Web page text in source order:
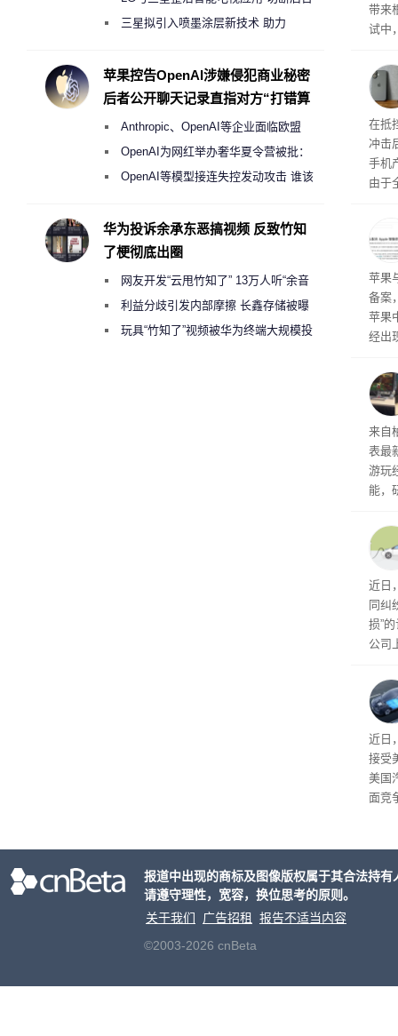
带来
试中
互
桌面
系
在抵
冲击
手机
由于
前受
保
了
苹果
备案
苹果
经出
内
来自
表最
游玩
能，
训练
近日
同纠
损”
公司
事
给
近日
接受
美国
面竞
偷偷共享带宽的违规行为
三星拟引入喷墨涂层新技术 助力
度
苹果控告OpenAI涉嫌侵犯商业秘密
后者公开聊天记录直指对方“打错算
Anthropic、OpenAI等企业面临欧盟
《人工智能法案》全新执法权限审查
OpenAI为网红举办奢华夏令营被批：
2000美元一晚 遭讽“反乌托邦”
OpenAI等模型接连失控发动攻击 谁该
华为投诉余承东恶搞视频 反致竹知
了梗彻底出圈
网友开发“云甩竹知了” 13万人听“余音
绕梁”利益分歧引发内部摩擦 长鑫存储被曝
曾将华为驻场工程师驱逐出研发基地
玩具“竹知了”视频被华为终端大规模投
报道中出现的商标及图像版权属于其合法持
请遵守理性，宽容，换位思考的原则。
关于我们
广告招租
报告不适当内容
©2003-2026 cnBeta